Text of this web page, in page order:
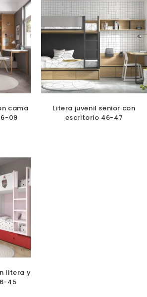
cama
09
Litera juvenil senior con
escritorio 46-47
litera y
45